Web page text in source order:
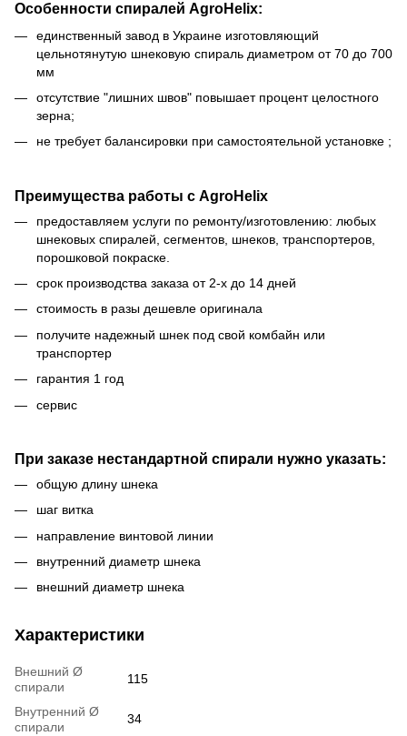
Особенности спиралей AgroHelix:
единственный завод в Украине изготовляющий
цельнотянутую шнековую спираль диаметром от 70 до 700
мм
отсутствие "лишних швов" повышает процент целостного
зерна;
не требует балансировки при самостоятельной установке ;
Преимущества работы с AgroHelix
предоставляем услуги по ремонту/изготовлению: любых
шнековых спиралей, сегментов, шнеков, транспортеров,
порошковой покраске.
срок производства заказа от 2-х до 14 дней
стоимость в разы дешевле оригинала
получите надежный шнек под свой комбайн или
транспортер
гарантия 1 год
сервис
При заказе нестандартной спирали нужно указать:
общую длину шнека
шаг витка
направление винтовой линии
внутренний диаметр шнека
внешний диаметр шнека
Характеристики
Внешний Ø
спирали
115
Внутренний Ø
спирали
34